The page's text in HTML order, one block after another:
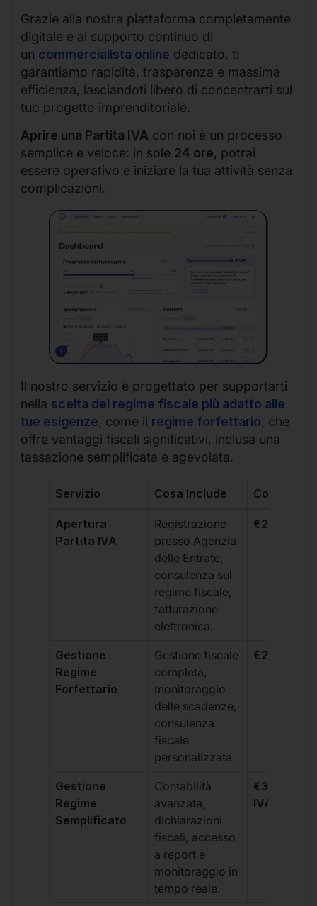
Grazie alla nostra piattaforma completamente
digitale e al supporto continuo di
un commercialista online dedicato, ti
garantiamo rapidità, trasparenza e massima
efficienza, lasciandoti libero di concentrarti sul
tuo progetto imprenditoriale.
Aprire una Partita IVA con noi è un processo
semplice e veloce: in sole 24 ore, potrai
essere operativo e iniziare la tua attività senza
complicazioni.
Il nostro servizio è progettato per supportarti
nella scelta del regime fiscale più adatto alle
tue esigenze, come il regime forfettario, che
offre vantaggi fiscali significativi, inclusa una
tassazione semplificata e agevolata.
Servizio Cosa Include Costo
Apertura
Partita IVA
Registrazione
presso Agenzia
delle Entrate,
consulenza sul
regime fiscale,
fatturazione
elettronica.
€264 +
Gestione
Regime
Forfettario
Gestione fiscale
completa,
monitoraggio
delle scadenze,
consulenza
fiscale
personalizzata.
€264 +
Gestione
Regime
Semplificato
Contabilità
avanzata,
dichiarazioni
fiscali, accesso
a report e
monitoraggio in
tempo reale.
€333 +
IVA/